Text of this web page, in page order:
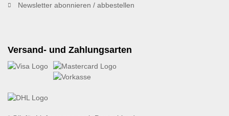
Newsletter abonnieren / abbestellen
Versand- und Zahlungsarten